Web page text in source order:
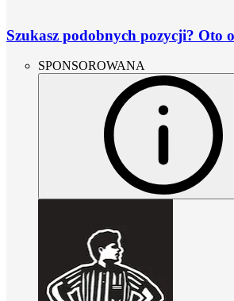
Szukasz podobnych pozycji? Oto
SPONSOROWANA